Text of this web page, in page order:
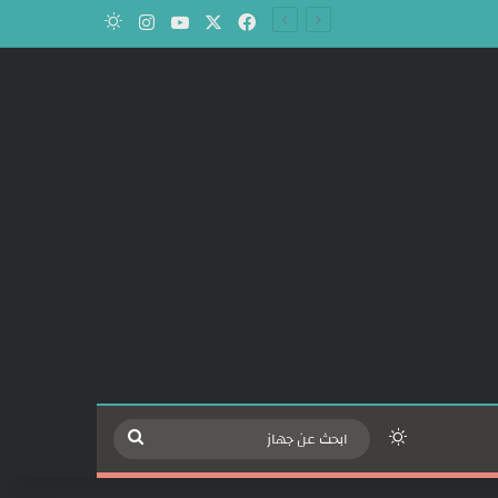
فيسبوك‫YouTube
انستقرامالوضع المظلم
الوضع المظلم
ابحث
عن